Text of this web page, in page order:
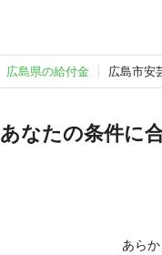
広島県の給付金 広島市安
あなたの条件に
あら